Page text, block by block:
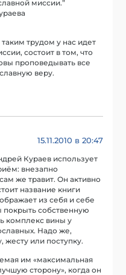
миссии.”
трудом у нас идет
состоит в том, что
проповедывать все
веру.
15.11.2010 в 20:47
Кураев использует
внезапно
же травит. Он активно
название книги
из себя и себе
покрыть собственную
комплекс вины у
Надо же,
жесту или поступку.
им «максимальная
сторону», когда он